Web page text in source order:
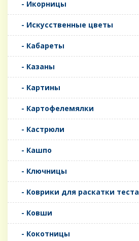
- Икорницы
- Искусственные цветы
- Кабареты
- Казаны
- Картины
- Картофелемялки
- Кастрюли
- Кашпо
- Ключницы
- Коврики для раскатки теста
- Ковши
- Кокотницы